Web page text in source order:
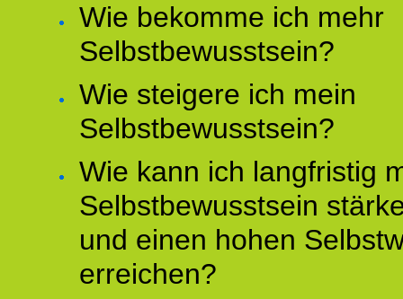
Wie bekomme ich mehr
Selbstbewusstsein?
Wie steigere ich mein
Selbstbewusstsein?
Wie kann ich langfristig
Selbstbewusstsein
und einen hohen
erreichen?